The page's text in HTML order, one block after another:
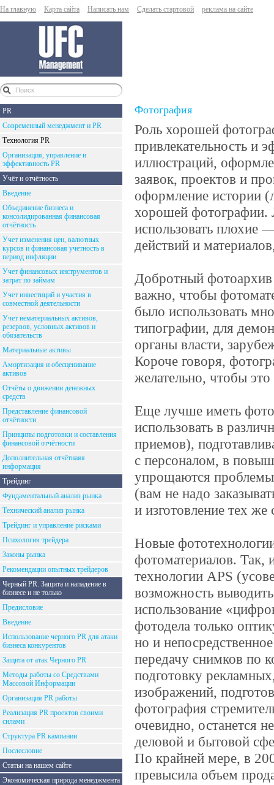
На главную Карта сайта Написать нам Сделать стартовой реклама на сайте
PR
Современный менеджмент и PR
Технология PR
Организация, управление и
эффективность PR
Учёт и отчётность
Введение
Объединение бизнеса и
консолидированная финансовая
отчётность
Учет изменения цен, валютных
курсов и финансовая учетность в
период инфляции
Учет финансовых инструментов и
затрат по займам
Учет инвестиций и участия в
совместной деятельности
Учет нематериальных активов,
резервов, условных активов и
обязательств
Материальные активы
Амортизация и обесценивание
активов
Отчёты о движении денежных
средств
Представление финансовой
отчётности
Принципы подготовки и составления
финансовой отчётности
Дополнительная отчётнаяя
информация
Трейдинг
Фундаментальный анализ рынка
Технический анализ рынка
Трейдинг и управление рисками
Психология трейдера
Законы рынка
Рекомендации опытных трейдеров
Черный PR. Защита и нападение в
бизнесе и не только
Предисловие
Введение
Использование черного PR для атаки
бизнеса конкурентов
Защита от атак Черного PR
Методы работы со Средствами
Массовой Информации
Организация PR работы
Реализация PR проектов своими
силами
Структура PR кампании
Послесловие
Статьи на нашем сайте
Экономическая природа менеджмента
Фотография
Роль хорошей
привлекательность и
иллюстраций,
заявок, проектов и
оформление истории
хорошей фотографии.
использовать плохие
действий и
Добротный
важно, чтобы
было использовать
типографии, для
органы власти,
Короче говоря,
желательно, чтобы
Еще лучше иметь
использовать в
приемов),
с персоналом, в
упрощаются проблемы
(вам не надо
и изготовление тех же
Новые
фотоматериалов. Так,
технологии APS
возможность
использование
фотодела только
но и
передачу снимков по
подготовку
изображений,
фотография
очевидно, останется
деловой и бытовой
По крайней мере, в
превысила объем